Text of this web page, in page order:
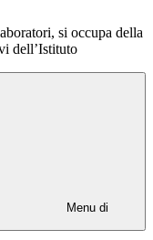
si occupa della
dell’Istituto
Menu di